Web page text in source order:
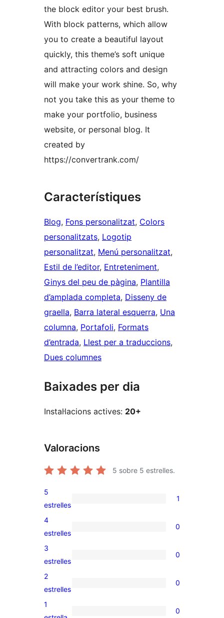
the block editor your best brush.
With block patterns, which allow
you to create a beautiful layout
quickly, this theme’s soft unique
and attracting colors and design
will make your work shine. So, why
not you take this as your theme to
make your portfolio, business
website, or personal blog. It
created by
https://convertrank.com/
Característiques
Blog, Fons personalitzat, Colors
personalitzats, Logotip
personalitzat, Menú personalitzat
Estil de l’editor, Entreteniment
Ginys del peu de pàgina, Plantilla
d’amplada completa, Disseny de
graella, Barra lateral esquerra, Una
columna, Portafoli, Formats
d’entrada, Llest per a traduccions
Dues columnes
Baixades per dia
Instal·lacions actives: 20+
Valoracions
5 sobre 5 estrelles.
1
valoració
de
5
estrelles
1
0
valoracions
de
4
estrelles
0
0
valoracions
de
3
estrelles
0
0
valoracions
de
2
estrelles
0
1
0